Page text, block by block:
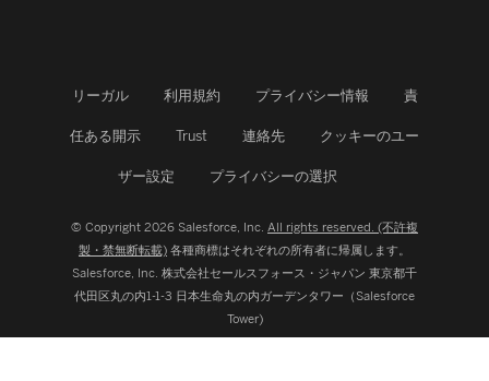
開
く
リーガル 利用規約 プライバシー情報 責
任ある開示 Trust 連絡先 クッキーのユー
ザー設定 プライバシーの選択
© Copyright 2026 Salesforce, Inc. All rights reserved. (不許複
製・禁無断転載) 各種商標はそれぞれの所有者に帰属します。
Salesforce, Inc. 株式会社セールスフォース・ジャパン 東京都千
代田区丸の内1-1-3 日本生命丸の内ガーデンタワー（Salesforce
Tower)